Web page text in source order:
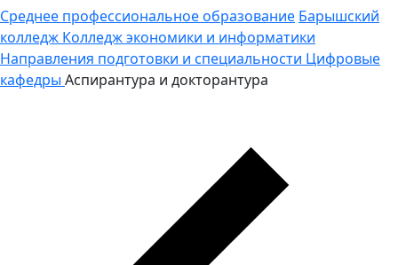
Среднее профессиональное образование Барышский
колледж Колледж экономики и информатики
Направления подготовки и специальности Цифровые
кафедры Аспирантура и докторантура